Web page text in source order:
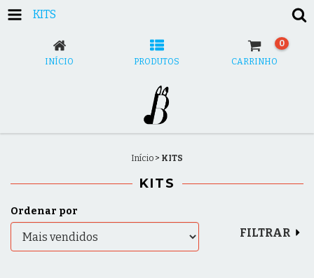
KITS
INÍCIO PRODUTOS CARRINHO
0
Início > KITS
KITS
Ordenar por
FILTRAR